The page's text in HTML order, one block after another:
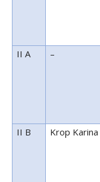
II A –
II B Krop Karina